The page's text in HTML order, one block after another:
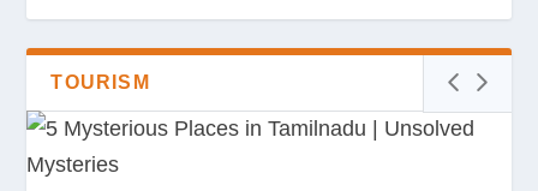
TOURISM